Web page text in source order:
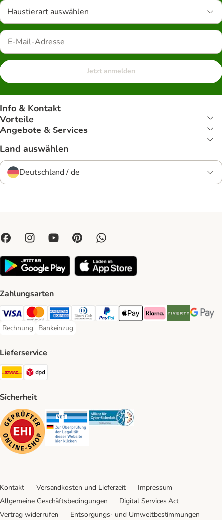
Haustierart auswählen
Jetzt anmelden
Info & Kontakt
Vorteile
Angebote & Services
Land auswählen
Deutschland / de
Zahlungsarten
Visa Payment Method
Mastercard Payment Method
American Express Payment Method
Diners Club Payment Method
PayPal Payment Method
Apple Pay Payment Method
Klarna Payment Method
Riverty Payment
Google
Rechnung
Rechnung Payment Method
Bankeinzug
Bankeinzug Payment Method
Lieferservice
DHL Shipping Method
Sicherheit
Security Security Security
Kontakt Versandkosten und Lieferzeit
Impressum
Allgemeine Geschäftsbedingungen
Digital Services Act
Vertrag widerrufen
Entsorgungs- und Umweltbestimmungen